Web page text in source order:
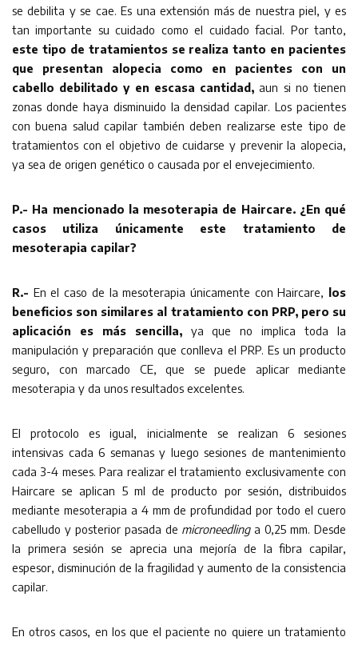
se debilita y se cae. Es una extensión más de nuestra piel, y es
tan importante su cuidado como el cuidado facial. Por tanto,
este tipo de tratamientos se realiza tanto en pacientes
que presentan alopecia como en pacientes con un
cabello debilitado y en escasa cantidad, aun si no tienen
zonas donde haya disminuido la densidad capilar. Los pacientes
con buena salud capilar también deben realizarse este tipo de
tratamientos con el objetivo de cuidarse y prevenir la alopecia,
ya sea de origen genético o causada por el envejecimiento.
P.- Ha mencionado la mesoterapia de Haircare. ¿En qué
casos utiliza únicamente este tratamiento de
mesoterapia capilar?
R.- En el caso de la mesoterapia únicamente con Haircare, los
beneficios son similares al tratamiento con PRP, pero su
aplicación es más sencilla, ya que no implica toda la
manipulación y preparación que conlleva el PRP. Es un producto
seguro, con marcado CE, que se puede aplicar mediante
mesoterapia y da unos resultados excelentes.
El protocolo es igual, inicialmente se realizan 6 sesiones
intensivas cada 6 semanas y luego sesiones de mantenimiento
cada 3-4 meses. Para realizar el tratamiento exclusivamente con
Haircare se aplican 5 ml de producto por sesión, distribuidos
mediante mesoterapia a 4 mm de profundidad por todo el cuero
cabelludo y posterior pasada de microneedlinga 0,25 mm. Desde
la primera sesión se aprecia una mejoría de la fibra capilar,
espesor, disminución de la fragilidad y aumento de la consistencia
capilar.
En otros casos, en los que el paciente no quiere un tratamiento